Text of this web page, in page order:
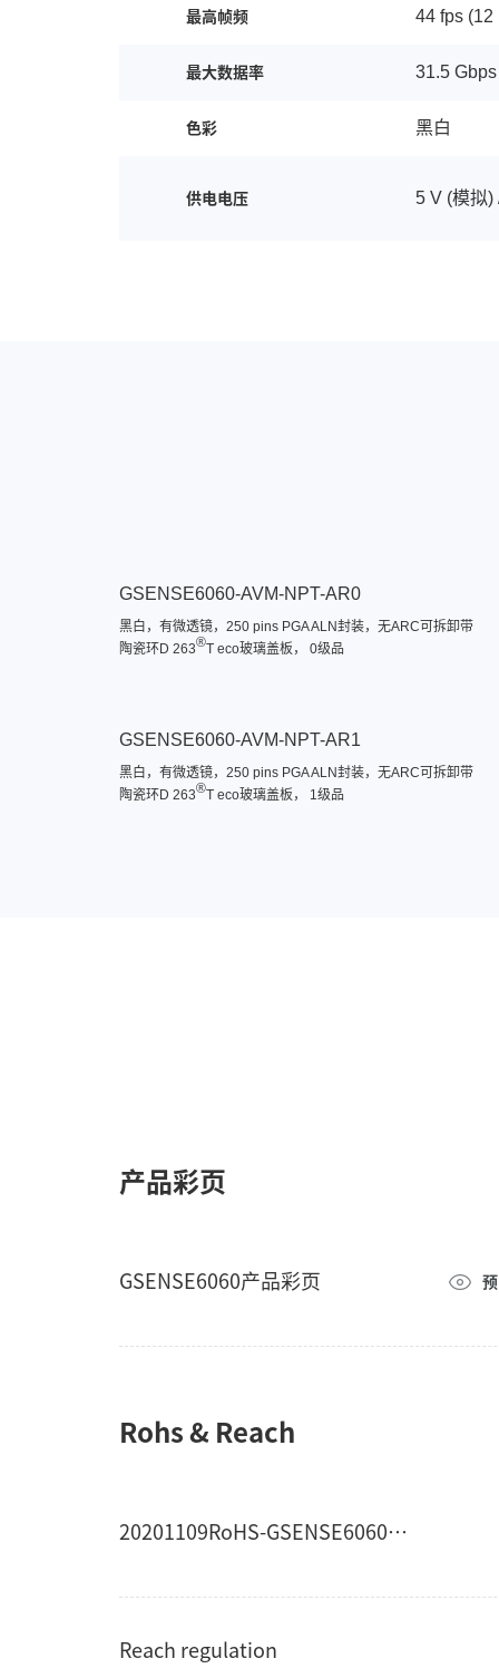
最高帧频 44 fps (12
最大数据率 31.5 Gbps
色彩 黑白
供电电压 5 V (模拟)
GSENSE6060-AVM-NPT-AR0
黑白，有微透镜，250 pins PGA ALN封装，无ARC可拆卸带
陶瓷环D 263®T eco玻璃盖板， 0级品
GSENSE6060-AVM-NPT-AR1
黑白，有微透镜，250 pins PGA ALN封装，无ARC可拆卸带
陶瓷环D 263®T eco玻璃盖板， 1级品
产品彩页
GSENSE6060产品彩页
Rohs & Reach
20201109RoHS-GSENSE6060&6060BSI
Reach regulation